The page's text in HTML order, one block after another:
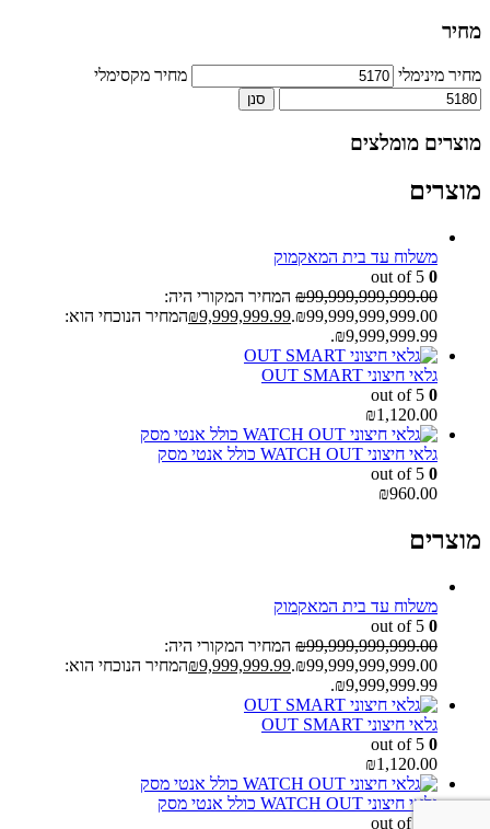
מחיר
מחיר מינימלי מחיר מקסימלי
סנן
מוצרים מומלצים
מוצרים
משלוח עד בית המאקמוק
0
₪99,999,999,999.00
המחיר המקורי היה:
₪99,999,999,999.00.
₪9,999,999.99
המחיר הנוכחי הוא:
₪9,999,999.99.
גלאי חיצוני OUT SMART
0
₪1,120.00
גלאי חיצוני WATCH OUT כולל אנטי מסק
0
₪960.00
מוצרים
משלוח עד בית המאקמוק
0
₪99,999,999,999.00
המחיר המקורי היה:
₪99,999,999,999.00.
₪9,999,999.99
המחיר הנוכחי הוא:
₪9,999,999.99.
גלאי חיצוני OUT SMART
0
₪1,120.00
גלאי חיצוני WATCH OUT כולל אנטי מסק